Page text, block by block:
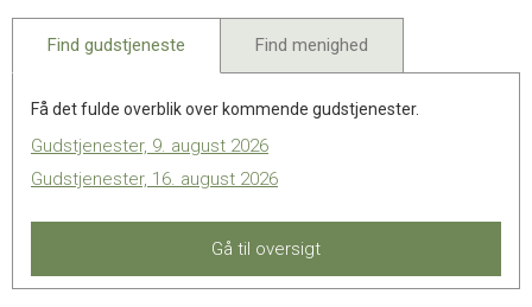
2023
Find gudstjeneste Find menighed
Få det fulde overblik over kommende gudstjenester.
Gudstjenester, 9. august 2026
Gudstjenester, 16. august 2026
Gå til oversigt